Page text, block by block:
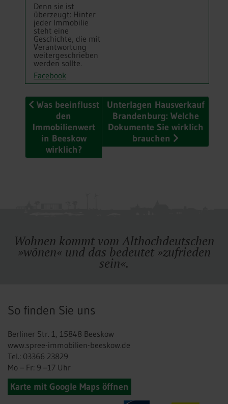
Denn sie ist
überzeugt: Hinter
jeder Immobilie
steht eine
Geschichte, die mit
Verantwortung
weitergeschrieben
werden sollte.
Facebook
Vorheriger Beitrag: Was beeinflusst den
Was beeinflusst
den
Immobilienwert
in Beeskow
wirklich?
Nächster Beitrag:
Unterlagen Hausverkauf
Brandenburg: Welche
Dokumente Sie wirklich
brauchen
Wohnen kommt vom Althochdeutschen
»wõnen« und das bedeutet »zufrieden
sein«.
So finden Sie uns
Berliner Str. 1, 15848 Beeskow
www.spree-immobilien-beeskow.de
Tel.: 03366 23829
Mo – Fr: 9 –17 Uhr
Karte mit Google Maps öffnen